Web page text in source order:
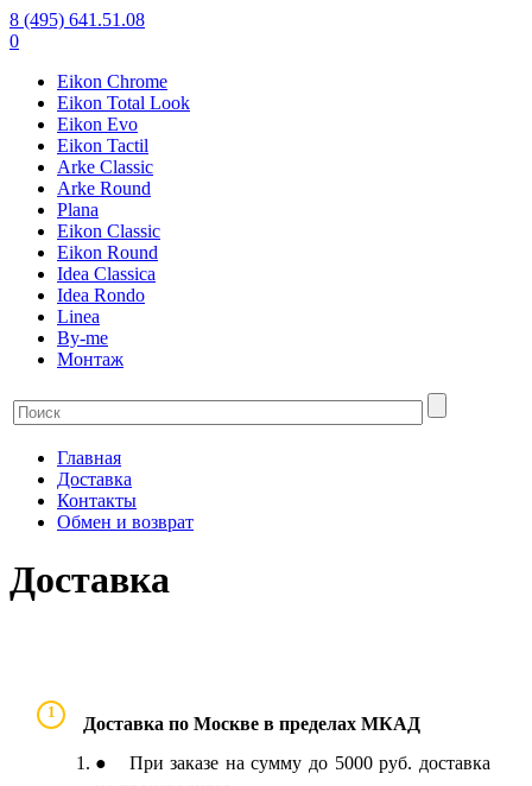
8 (495) 641.51.08
0
Eikon Chrome
Eikon Total Look
Eikon Evo
Eikon Tactil
Arke Classic
Arke Round
Plana
Eikon Classic
Eikon Round
Idea Classica
Idea Rondo
Linea
By-me
Монтаж
Главная
Доставка
Контакты
Обмен и возврат
Доставка
1
Доставка по Москве в пределах МКАД
● При заказе на сумму до 5000 руб. доставка